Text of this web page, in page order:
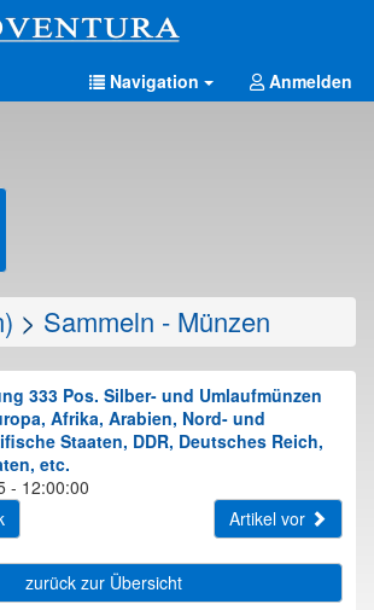
Navigation Anmelden
> Sammeln - Münzen
333 Pos. Silber- und Umlaufmünzen
Afrika, Arabien, Nord- und
Staaten, DDR, Deutsches Reich,
etc.
- 12:00:00
Artikel vor
zurück zur Übersicht